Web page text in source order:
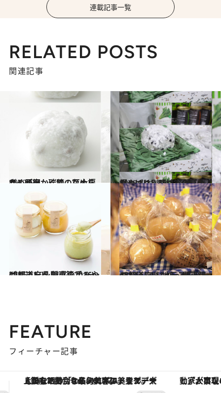
連載記事一覧
RELATED POSTS
関連記事
2012.5.9
きめが細かくて、なめらか。原宿 瑞穂の豆大福
グルメ 2013.7.11
やっぱり別腹!? 今日のおやつは…群林堂の豆大福
グルメ
2016.11.25
47都道府県 魅惑の手みやげリスト ～関東篇2016～
グルメ 2017.1.21
47都道府県 地元スーパーのおいしいもの～関東篇～
グルメ
FEATURE
フィーチャー記事
「大事なのは地域の意識を変えること」。ロレックス賞受賞の自然保護活動家が実現させたナイジェリアの自然環境の復活